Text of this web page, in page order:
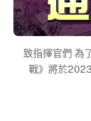
致指揮官們 為
戰》將於